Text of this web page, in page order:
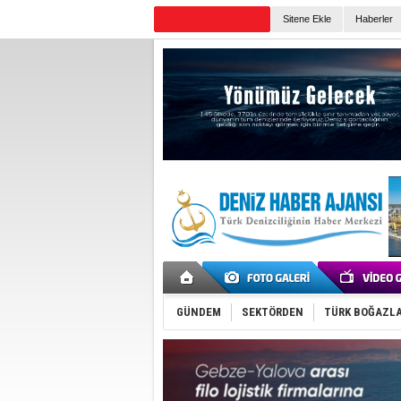
Sitene Ekle Haberler
GÜNDEM SEKTÖRDEN TÜRK